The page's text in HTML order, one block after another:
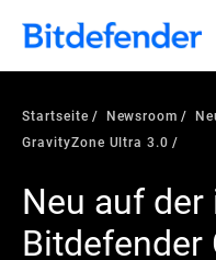
Startseite Newsroom
GravityZone Ultra 3.0
Neu auf der
Bitdefender